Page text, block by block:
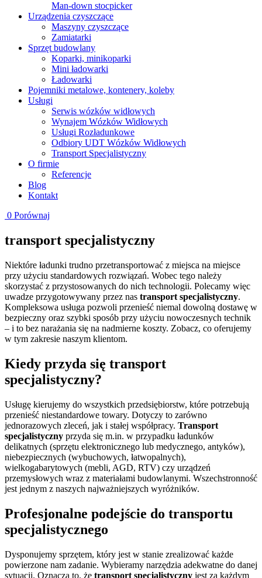
Man-down stocpicker
Urządzenia czyszczące
Maszyny czyszczące
Zamiatarki
Sprzęt budowlany
Koparki, minikoparki
Mini ładowarki
Ładowarki
Pojemniki metalowe, kontenery, koleby
Usługi
Serwis wózków widłowych
Wynajem Wózków Widłowych
Usługi Rozładunkowe
Odbiory UDT Wózków Widłowych
Transport Specjalistyczny
O firmie
Referencje
Blog
Kontakt
0 Porównaj
transport specjalistyczny
Niektóre ładunki trudno przetransportować z miejsca na miejsce
przy użyciu standardowych rozwiązań. Wobec tego należy
skorzystać z przystosowanych do nich technologii. Polecamy więc
uwadze przygotowywany przez nas transport specjalistyczny.
Kompleksowa usługa pozwoli przenieść niemal dowolną dostawę w
bezpieczny oraz szybki sposób przy użyciu nowoczesnych technik
– i to bez narażania się na nadmierne koszty. Zobacz, co oferujemy
w tym zakresie naszym klientom.
Kiedy przyda się transport
specjalistyczny?
Usługę kierujemy do wszystkich przedsiębiorstw, które potrzebują
przenieść niestandardowe towary. Dotyczy to zarówno
jednorazowych zleceń, jak i stałej współpracy. Transport
specjalistyczny przyda się m.in. w przypadku ładunków
delikatnych (sprzętu elektronicznego lub medycznego, antyków),
niebezpiecznych (wybuchowych, łatwopalnych),
wielkogabarytowych (mebli, AGD, RTV) czy urządzeń
przemysłowych wraz z materiałami budowlanymi. Wszechstronność
jest jednym z naszych najważniejszych wyróżników.
Profesjonalne podejście do transportu
specjalistycznego
Dysponujemy sprzętem, który jest w stanie zrealizować każde
powierzone nam zadanie. Wybieramy narzędzia adekwatne do danej
sytuacji. Oznacza to, że transport specjalistyczny jest za każdym